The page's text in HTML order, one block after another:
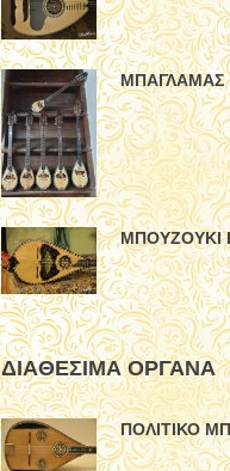
ΜΠΑΓΛΑΜΑΣ
ΜΠΟΥΖΟΥΚΙ
ΔΙΑΘΕΣΙΜΑ ΟΡΓΑΝΑ
ΠΟΛΙΤΙΚΟ